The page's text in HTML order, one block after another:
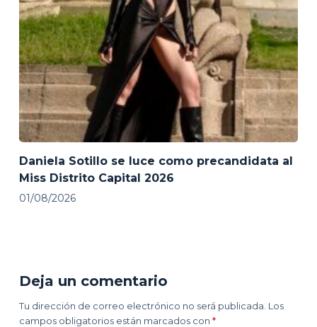
Daniela Sotillo se luce como precandidata al
Miss Distrito Capital 2026
01/08/2026
Deja un comentario
Tu dirección de correo electrónico no será publicada. Los
campos obligatorios están marcados con *